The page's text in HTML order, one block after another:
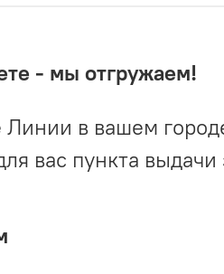
- мы отгружаем!
в вашем
вас пункта выдачи